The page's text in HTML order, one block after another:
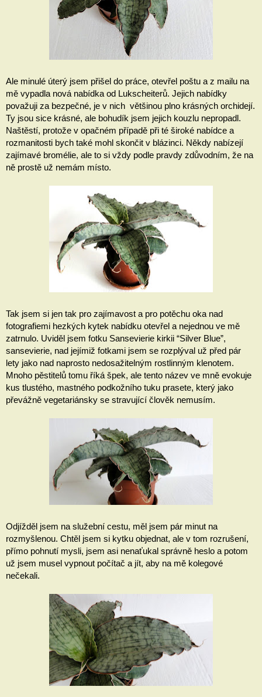
Ale minulé úterý jsem přišel do práce, otevřel poštu a z mailu na
mě vypadla nová nabídka od Lukscheiterů. Jejich nabídky
považuji za bezpečné, je v nich  většinou plno krásných orchidejí.
Ty jsou sice krásné, ale bohudík jsem jejich kouzlu nepropadl.
Naštěstí, protože v opačném případě při té široké nabídce a
rozmanitosti bych také mohl skončit v blázinci. Někdy nabízejí
zajímavé bromélie, ale to si vždy podle pravdy zdůvodním, že na
ně prostě už nemám místo.
Tak jsem si jen tak pro zajímavost a pro potěchu oka nad
fotografiemi hezkých kytek nabídku otevřel a nejednou ve mě
zatrnulo. Uviděl jsem fotku Sansevierie kirkii “Silver Blue”,
sansevierie, nad jejímiž fotkami jsem se rozplýval už před pár
lety jako nad naprosto nedosažitelným rostlinným klenotem.
Mnoho pěstitelů tomu říká špek, ale tento název ve mně evokuje
kus tlustého, mastného podkožního tuku prasete, který jako
převážně vegetariánsky se stravující člověk nemusím.
Odjížděl jsem na služební cestu, měl jsem pár minut na
rozmyšlenou. Chtěl jsem si kytku objednat, ale v tom rozrušení,
přímo pohnutí mysli, jsem asi nenaťukal správně heslo a potom
už jsem musel vypnout počítač a jít, aby na mě kolegové
nečekali.